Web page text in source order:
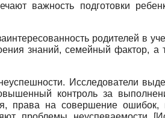
важность подготовки
родителей в
знаний, семейный фактор, а
Исследователи
контроль за
права на совершение ошибок,